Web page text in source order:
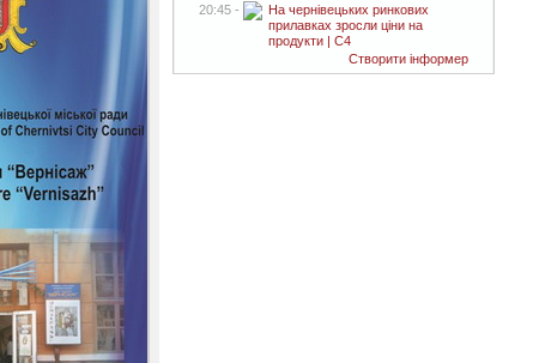
20:45 -
На чернівецьких ринкових
прилавках зросли ціни на
продукти | C4
Створити інформер